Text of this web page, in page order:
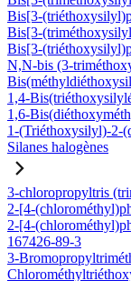
Bis[3-
Bis[3-
Bis[3-
N,N-bis (3-
1,4-
1,6-
1-(Triéthoxysilyl)-2-
Silanes halogènes
3-chloropropyltris
2-[4-
2-[4-
167426-89-3
3-